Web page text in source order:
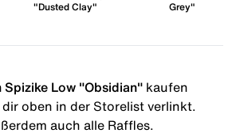
"Dusted Clay"
Grey"
Spizike Low "Obsidian" kaufen
oben in der Storelist verlinkt.
auch alle Raffles.